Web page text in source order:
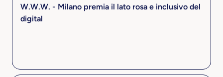
W.W.W. - Milano premia il lato rosa e inclusivo del
digital